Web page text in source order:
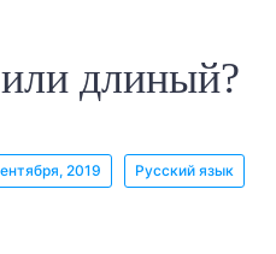
длиный?
2019 Русский язык